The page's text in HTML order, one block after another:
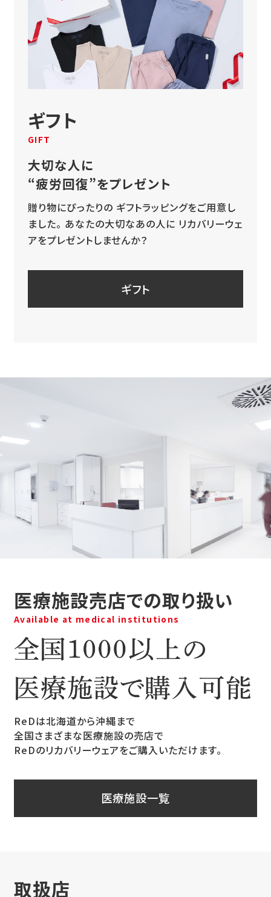
ギフト
GIFT
大切な人に
“疲労回復”をプレゼント
贈り物にぴったりの ギフトラッピングをご用意し
ました。 あなたの大切なあの人に リカバリーウェ
アをプレゼントしませんか？
ギフト
医療施設売店での取り扱い
Available at medical institutions
ReDは北海道から沖縄まで
全国さまざまな医療施設の売店で
ReDのリカバリーウェアをご購入いただけます。
医療施設一覧
取扱店